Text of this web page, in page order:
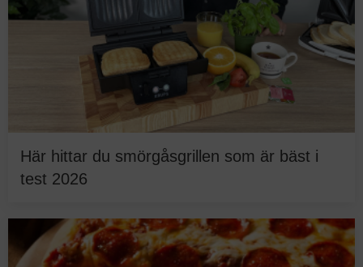
Här hittar du smörgåsgrillen som är bäst i
test 2026